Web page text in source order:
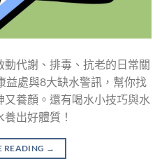
代謝、排毒、抗老的日常關
益處與8大缺水警訊，幫你找
養顏。還有喝水小技巧與水
出好體質！
READING →